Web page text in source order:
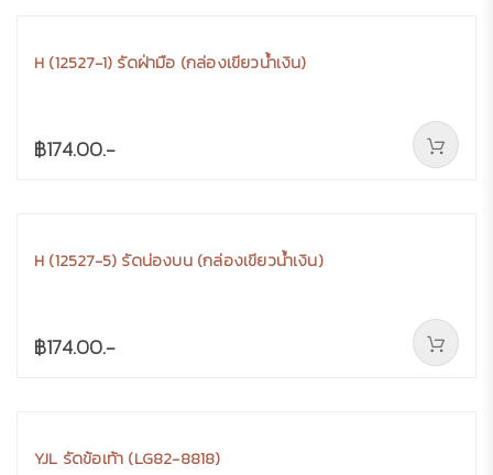
H (12527-1) รัดฝ่ามือ (กล่องเขียวน้ำเงิน)
฿174.00.-
H (12527-5) รัดน่องบน (กล่องเขียวน้ำเงิน)
฿174.00.-
YJL รัดข้อเท้า (LG82-8818)